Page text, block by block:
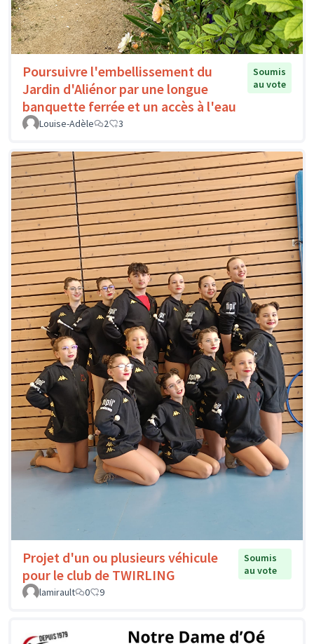
Poursuivre l'embellissement du
Jardin d'Aliénor par une longue
banquette ferrée et un accès à l'eau
Soumis
au vote
Louise-Adèle 2 3
Projet d'un ou plusieurs véhicule
pour le club de TWIRLING
Soumis
au vote
lamirault
0 9